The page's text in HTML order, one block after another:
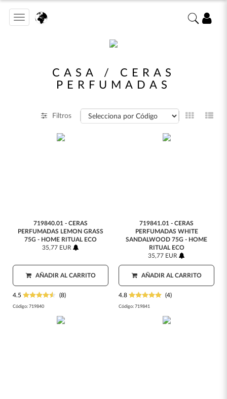
Toggle
navigation
CASA / CERAS
PERFUMADAS
Filtros
719840.01 - CERAS
PERFUMADAS LEMON GRASS
75G - HOME RITUAL ECO
35,77 EUR
AÑADIR AL CARRITO
4.5 (8)
Código: 719840
719841.01 - CERAS
PERFUMADAS WHITE
SANDALWOOD 75G - HOME
RITUAL ECO
35,77 EUR
AÑADIR AL CARRITO
4.8 (4)
Código: 719841